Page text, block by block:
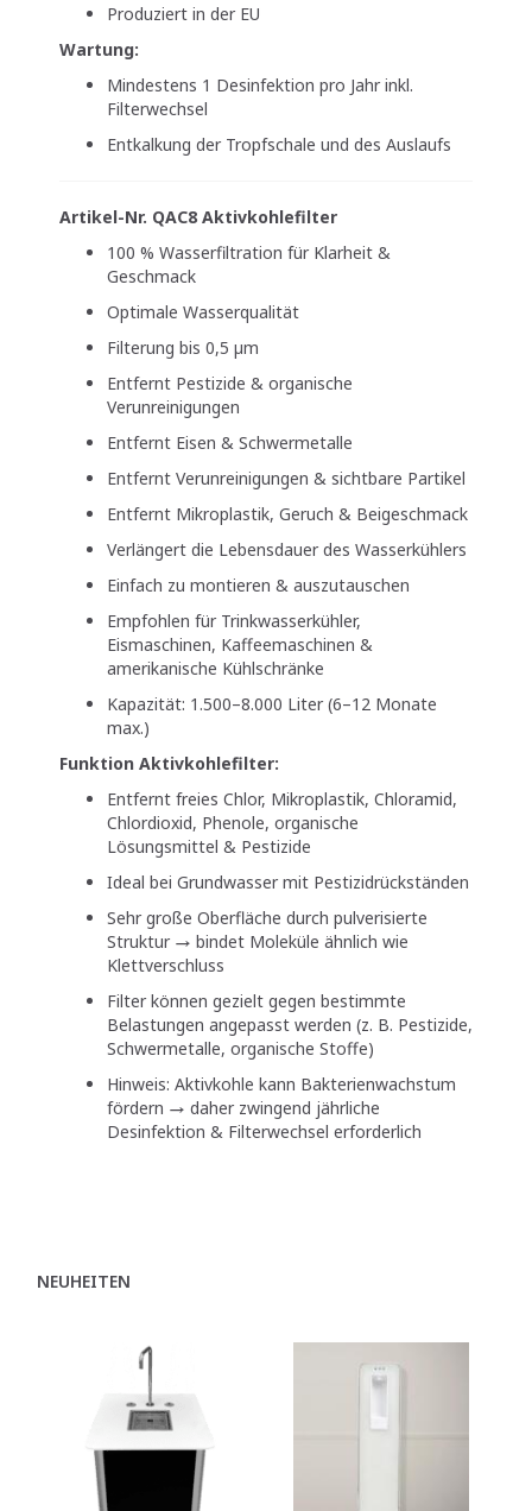
Produziert in der EU
Wartung:
Mindestens 1 Desinfektion pro Jahr inkl.
Filterwechsel
Entkalkung der Tropfschale und des Auslaufs
Artikel-Nr. QAC8 Aktivkohlefilter
100 % Wasserfiltration für Klarheit &
Geschmack
Optimale Wasserqualität
Filterung bis 0,5 µm
Entfernt Pestizide & organische
Verunreinigungen
Entfernt Eisen & Schwermetalle
Entfernt Verunreinigungen & sichtbare Partikel
Entfernt Mikroplastik, Geruch & Beigeschmack
Verlängert die Lebensdauer des Wasserkühlers
Einfach zu montieren & auszutauschen
Empfohlen für Trinkwasserkühler,
Eismaschinen, Kaffeemaschinen &
amerikanische Kühlschränke
Kapazität: 1.500–8.000 Liter (6–12 Monate
max.)
Funktion Aktivkohlefilter:
Entfernt freies Chlor, Mikroplastik, Chloramid,
Chlordioxid, Phenole, organische
Lösungsmittel & Pestizide
Ideal bei Grundwasser mit Pestizidrückständen
Sehr große Oberfläche durch pulverisierte
Struktur → bindet Moleküle ähnlich wie
Klettverschluss
Filter können gezielt gegen bestimmte
Belastungen angepasst werden (z. B. Pestizide,
Schwermetalle, organische Stoffe)
Hinweis: Aktivkohle kann Bakterienwachstum
fördern → daher zwingend jährliche
Desinfektion & Filterwechsel erforderlich
NEUHEITEN